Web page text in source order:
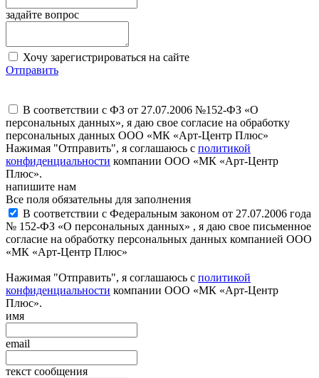
задайте вопрос
Хочу зарегистрироваться на сайте
Отправить
В соответствии с ФЗ от 27.07.2006 №152-ФЗ «О
персональных данных», я даю свое согласие на обработку
персональных данных ООО «МК «Арт-Центр Плюс»
Нажимая "Отправить", я соглашаюсь с политикой
конфиденциальности компании ООО «МК «Арт-Центр
Плюс».
напишите нам
Все поля обязательны для заполнения
В соответствии с Федеральным законом от 27.07.2006 года
№ 152-ФЗ «О персональных данных» , я даю свое письменное
согласие на обработку персональных данных компанией ООО
«МК «Арт-Центр Плюс»
Нажимая "Отправить", я соглашаюсь с политикой
конфиденциальности компании ООО «МК «Арт-Центр
Плюс».
имя
email
текст сообщения